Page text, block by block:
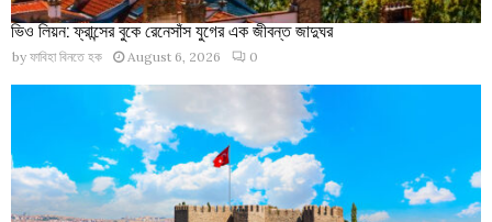
ভিও লিয়ন: ফ্রান্সের বুকে রেনেসাঁস যুগের এক জীবন্ত জাদুঘর
by ফাবিহা বিনতে হক August 6, 2026 0